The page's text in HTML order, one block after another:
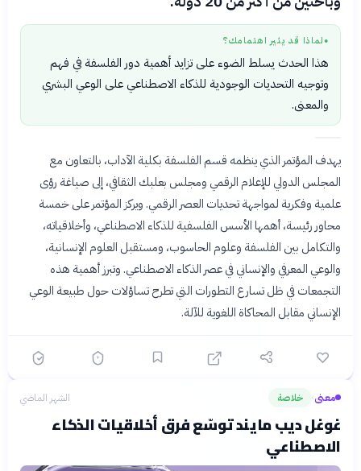
● لماذا قد يثير اهتمامك؟
هذا الحدث يسلط الضوء على تزايد أهمية دور الفلسفة في فهم
وتوجيه التحديات الوجودية للذكاء الاصطناعي على الوعي البشري
والمعنى.
يهدف المؤتمر الذي ينظمه قسم الفلسفة بكلية الآداب، بالتعاون مع
المجلس الدولي للإعلام الرقمي ومجلس بعلبك الثقافي، إلى صياغة رؤى
علمية وفكرية لمواجهة تحديات العصر الرقمي. ويركز المؤتمر على خمسة
محاور رئيسة، أهمها الأسس الفلسفية للذكاء الاصطناعي، وأخلاقياته،
والتكامل بين الفلسفة وعلوم الحاسوب، ومستقبل العلوم الإنسانية،
والوعي المعرفي والإنساني في عصر الذكاء الاصطناعي. وتبرز أهمية هذه
التجمعات في ظل تسارع التطورات التي تطرح تساؤلات حول طبيعة الوعي
الإنساني مقابل المحاكاة اللغوية للآلة.
معنى› خلاصة الشهر الماضي
غوغل ديب مايند توسّع فرق أخلاقيات الذكاء
الاصطناعي